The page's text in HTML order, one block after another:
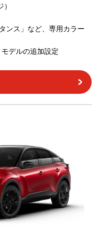
ンス」など、専用カラー
デルの追加設定